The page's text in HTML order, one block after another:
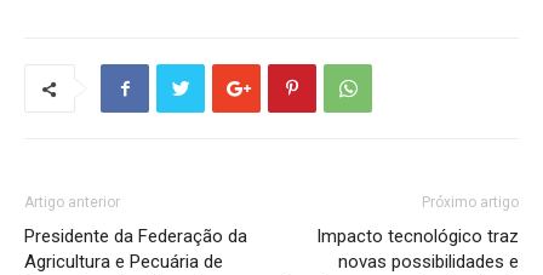
Artigo anterior
Presidente da Federação da
Agricultura e Pecuária de
Próximo artigo
Impacto tecnológico traz
novas possibilidades e